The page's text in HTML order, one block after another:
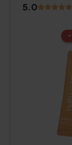
5.0